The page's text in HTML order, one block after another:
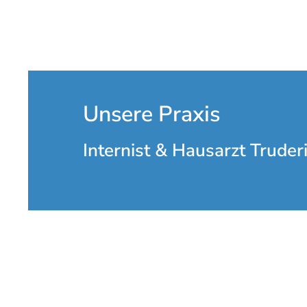
Unsere Praxis
Internist & Hausarzt